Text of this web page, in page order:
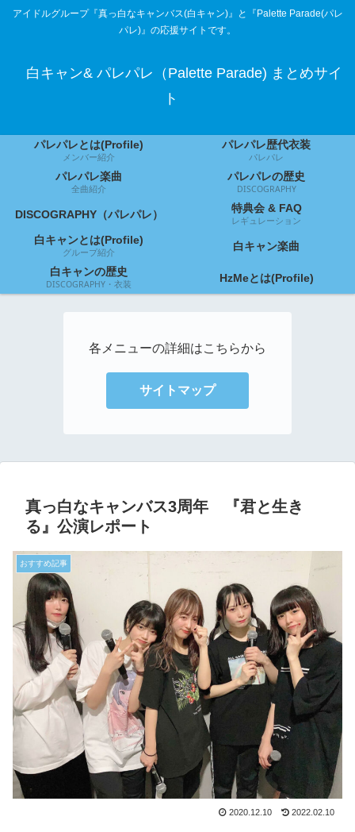
アイドルグループ『真っ白なキャンバス(白キャン)』と『Palette Parade(パレ
パレ)』の応援サイトです。
白キャン& パレパレ（Palette Parade) まとめサイ
ト
パレパレとは(Profile)
メンバー紹介
パレパレ歴代衣装
パレパレ
パレパレ楽曲
全曲紹介
パレパレの歴史
DISCOGRAPHY
DISCOGRAPHY（パレパレ） 特典会 & FAQ
レギュレーション
白キャンとは(Profile)
グループ紹介
白キャン楽曲
白キャンの歴史
DISCOGRAPHY・衣装 HzMeとは(Profile)
各メニューの詳細はこちらから
サイトマップ
真っ白なキャンバス3周年 『君と生き
る』公演レポート
おすすめ記事
2020.12.10 2022.02.10